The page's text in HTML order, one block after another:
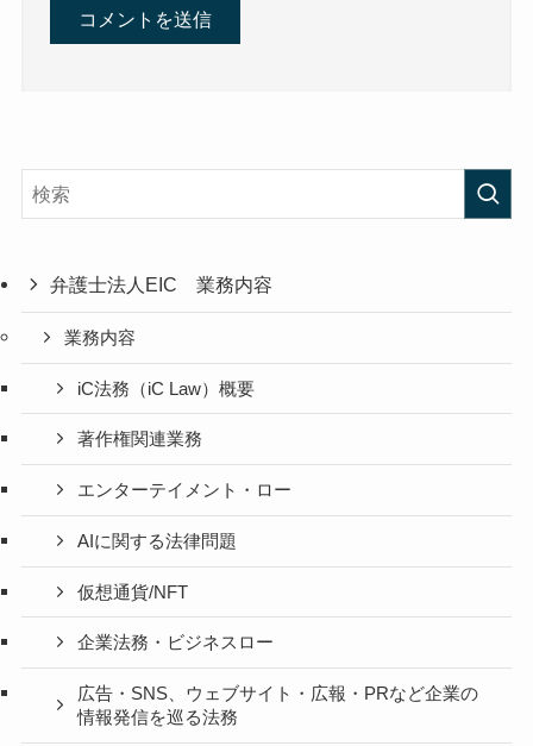
弁護士法人EIC 業務内容
業務内容
iC法務（iC Law）概要
著作権関連業務
エンターテイメント・ロー
AIに関する法律問題
仮想通貨/NFT
企業法務・ビジネスロー
広告・SNS、ウェブサイト・広報・PRなど企業の
情報発信を巡る法務